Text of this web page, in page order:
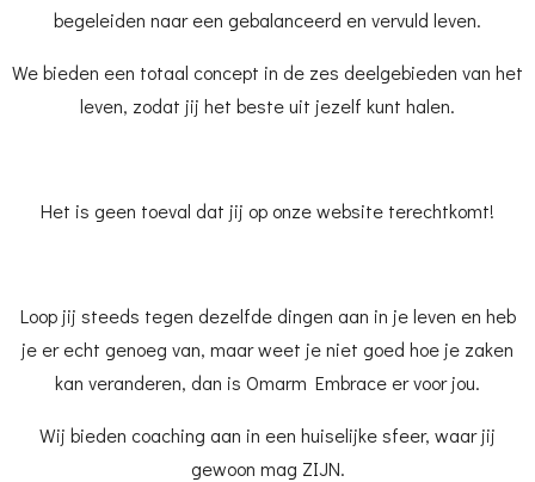
begeleiden naar een gebalanceerd en vervuld leven.
We bieden een totaal concept in de zes deelgebieden van het
leven, zodat jij het beste uit jezelf kunt halen.
Het is geen toeval dat jij op onze website terechtkomt!
Loop jij steeds tegen dezelfde dingen aan in je leven en heb
je er echt genoeg van, maar weet je niet goed hoe je zaken
kan veranderen, dan is Omarm Embrace er voor jou.
Wij bieden coaching aan in een huiselijke sfeer, waar jij
gewoon mag ZIJN.